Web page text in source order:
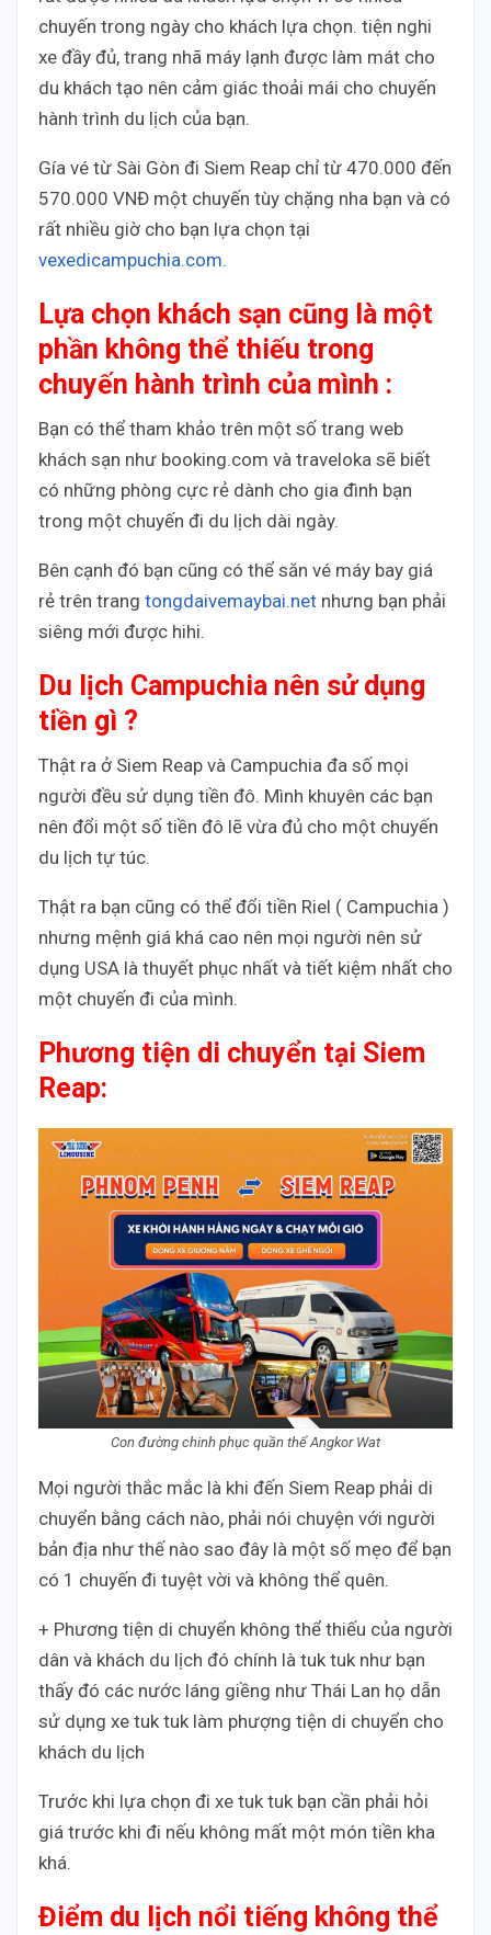
chuyến trong ngày cho khách lựa chọn. tiện nghi
xe đầy đủ, trang nhã máy lạnh được làm mát cho
du khách tạo nên cảm giác thoải mái cho chuyến
hành trình du lịch của bạn.
Gía vé từ Sài Gòn đi Siem Reap chỉ từ 470.000 đến
570.000 VNĐ một chuyến tùy chặng nha bạn và có
rất nhiều giờ cho bạn lựa chọn tại
vexedicampuchia.com.
Lựa chọn khách sạn cũng là một
phần không thể thiếu trong
chuyến hành trình của mình :
Bạn có thể tham khảo trên một số trang web
khách sạn như booking.com và traveloka sẽ biết
có những phòng cực rẻ dành cho gia đình bạn
trong một chuyến đi du lịch dài ngày.
Bên cạnh đó bạn cũng có thể săn vé máy bay giá
rẻ trên trang tongdaivemaybai.net nhưng bạn phải
siêng mới được hihi.
Du lịch Campuchia nên sử dụng
tiền gì ?
Thật ra ở Siem Reap và Campuchia đa số mọi
người đều sử dụng tiền đô. Mình khuyên các bạn
nên đổi một số tiền đô lẽ vừa đủ cho một chuyến
du lịch tự túc.
Thật ra bạn cũng có thể đổi tiền Riel ( Campuchia )
nhưng mệnh giá khá cao nên mọi người nên sử
dụng USA là thuyết phục nhất và tiết kiệm nhất cho
một chuyến đi của mình.
Phương tiện di chuyển tại Siem
Reap:
Con đường chinh phục quần thể Angkor Wat
Mọi người thắc mắc là khi đến Siem Reap phải di
chuyển bằng cách nào, phải nói chuyện với người
bản địa như thế nào sao đây là một số mẹo để bạn
có 1 chuyến đi tuyệt vời và không thể quên.
+ Phương tiện di chuyển không thể thiếu của người
dân và khách du lịch đó chính là tuk tuk như bạn
thấy đó các nước láng giềng như Thái Lan họ dẫn
sử dụng xe tuk tuk làm phượng tiện di chuyển cho
khách du lịch
Trước khi lựa chọn đi xe tuk tuk bạn cần phải hỏi
giá trước khi đi nếu không mất một món tiền kha
khá.
Điểm du lịch nổi tiếng không thể